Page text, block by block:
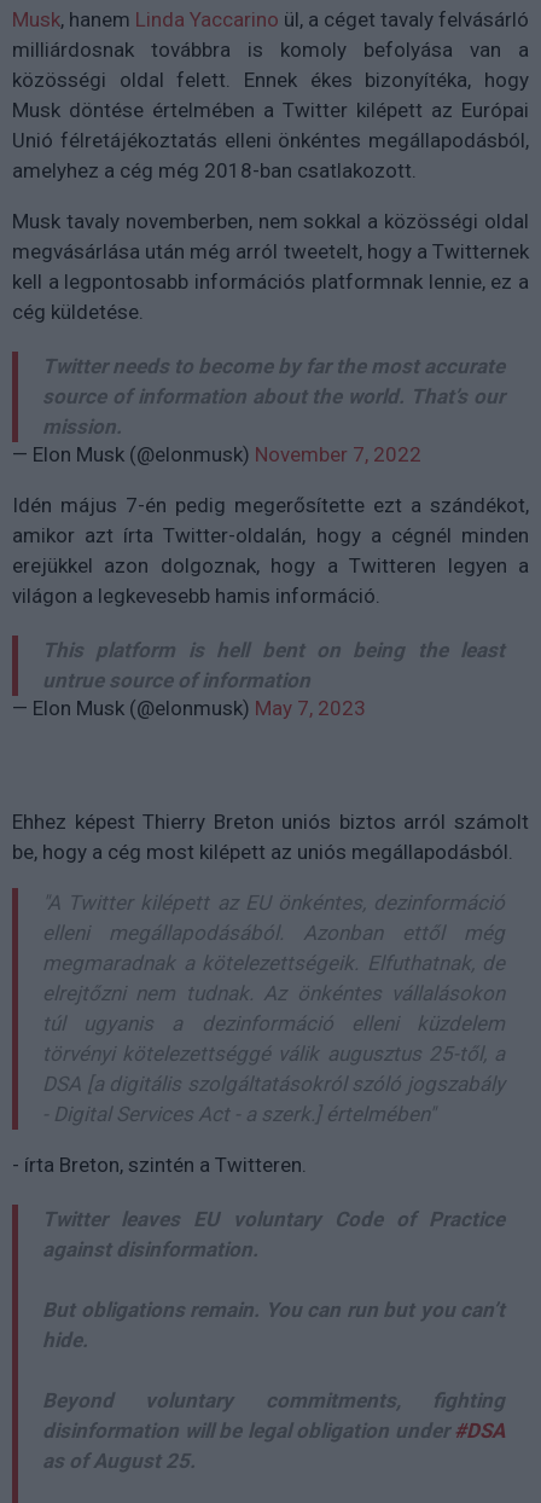
Musk, hanem Linda Yaccarino ül, a céget tavaly felvásárló
milliárdosnak továbbra is komoly befolyása van a
közösségi oldal felett. Ennek ékes bizonyítéka, hogy
Musk döntése értelmében a Twitter kilépett az Európai
Unió félretájékoztatás elleni önkéntes megállapodásból,
amelyhez a cég még 2018-ban csatlakozott.
Musk tavaly novemberben, nem sokkal a közösségi oldal
megvásárlása után még arról tweetelt, hogy a Twitternek
kell a legpontosabb információs platformnak lennie, ez a
cég küldetése.
Twitter needs to become by far the most accurate
source of information about the world. That’s our
mission.
— Elon Musk (@elonmusk) November 7, 2022
Idén május 7-én pedig megerősítette ezt a szándékot,
amikor azt írta Twitter-oldalán, hogy a cégnél minden
erejükkel azon dolgoznak, hogy a Twitteren legyen a
világon a legkevesebb hamis információ.
This platform is hell bent on being the least
untrue source of information
— Elon Musk (@elonmusk) May 7, 2023
Ehhez képest Thierry Breton uniós biztos arról számolt
be, hogy a cég most kilépett az uniós megállapodásból.
"A Twitter kilépett az EU önkéntes, dezinformáció
elleni megállapodásából. Azonban ettől még
megmaradnak a kötelezettségeik. Elfuthatnak, de
elrejtőzni nem tudnak. Az önkéntes vállalásokon
túl ugyanis a dezinformáció elleni küzdelem
törvényi kötelezettséggé válik augusztus 25-től, a
DSA [a digitális szolgáltatásokról szóló jogszabály
- Digital Services Act - a szerk.]értelmében"
- írta Breton, szintén a Twitteren.
Twitter leaves EU voluntary Code of Practice
against disinformation.
But obligations remain. You can run but you can’t
hide.
Beyond voluntary commitments, fighting
disinformation will be legal obligation under #DSA
as of August 25.